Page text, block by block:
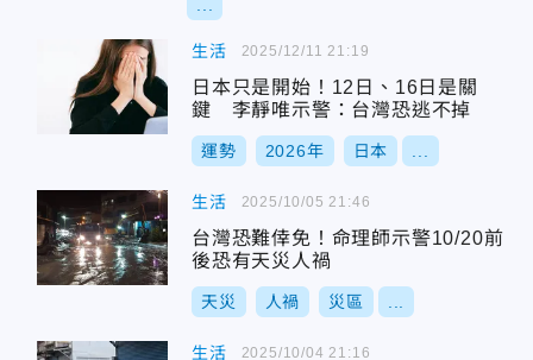
生活
日本只是開始！12日、16日是關
鍵 李靜唯示警：台灣恐逃不掉
運勢 2026年 日本
2025/12/11 21:19
生活
台灣恐難倖免！命理師示警10/20前
後恐有天災人禍
天災 人禍 災區
2025/10/05 21:46
生活 2025/10/04 21:16